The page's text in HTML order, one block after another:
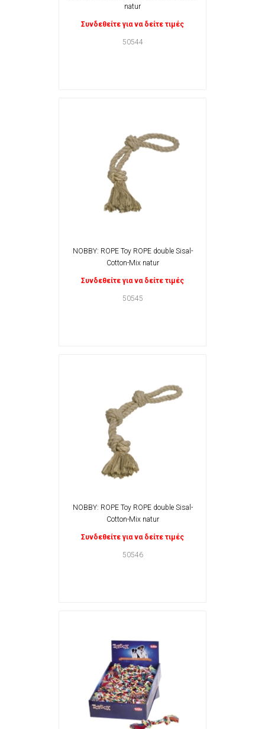
natur
Συνδεθείτε για να δείτε τιμές
50544
NOBBY: ROPE Toy ROPE double Sisal-
Cotton-Mix natur
Συνδεθείτε για να δείτε τιμές
50545
NOBBY: ROPE Toy ROPE double Sisal-
Cotton-Mix natur
Συνδεθείτε για να δείτε τιμές
50546